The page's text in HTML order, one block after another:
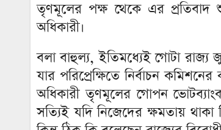
তৃণমূলের পক্ষ থেকে এর প্রতিবাদ
অধিকারী।
বলা বাহুল্য, ইতিমধ্যেই গোটা রাজ্য
যার পরিপ্রেক্ষিতে নির্বাচন
অধিকারী তৃণমূলের গোপন
সত্যিই যদি নিজেদের ক্ষমতায়